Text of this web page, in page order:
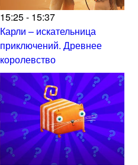
15:25 - 15:37
Карли – искательница
приключений. Древнее
королевство